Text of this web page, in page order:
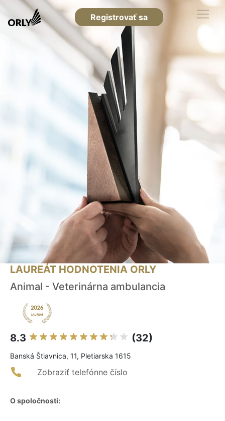
Registrovať sa
LAUREÁT HODNOTENIA ORLY
Animal - Veterinárna ambulancia
8.3 (32)
Banská Štiavnica, 11, Pletiarska 1615
Zobraziť telefónne číslo
O spoločnosti: